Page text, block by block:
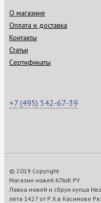
О магазине
Оплата и доставка
Контакты
Статьи
Сертификаты
+7 (495) 542-67-39
© 2019 Copyright
Магазин ножей КЛЫК.РУ
Лавка ножей и сбруи купца
лета 1427 от Р.Х.в Касимове